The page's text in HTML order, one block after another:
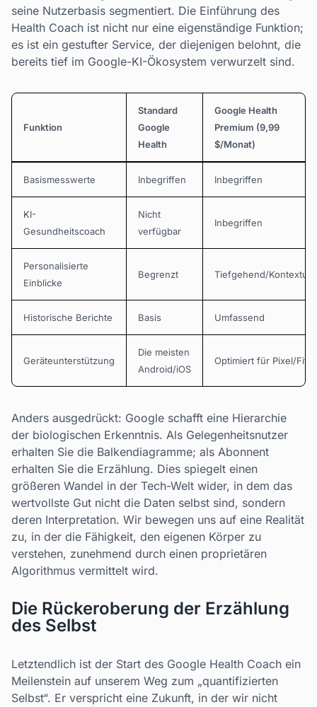
seine Nutzerbasis segmentiert. Die Einführung des
Health Coach ist nicht nur eine eigenständige Funktion;
es ist ein gestufter Service, der diejenigen belohnt, die
bereits tief im Google-KI-Ökosystem verwurzelt sind.
Funktion
Standard
Google
Health
Google Health
Premium (9,99
$/Monat)
Basismesswerte Inbegriffen Inbegriffen
KI-
Gesundheitscoach
Nicht
verfügbar
Inbegriffen
Personalisierte
Einblicke
Begrenzt Tiefgehend/Kontextuell
Historische Berichte Basis Umfassend
Geräteunterstützung
Die meisten
Android/iOS
Optimiert für Pixel/Fitbit
Anders ausgedrückt: Google schafft eine Hierarchie
der biologischen Erkenntnis. Als Gelegenheitsnutzer
erhalten Sie die Balkendiagramme; als Abonnent
erhalten Sie die Erzählung. Dies spiegelt einen
größeren Wandel in der Tech-Welt wider, in dem das
wertvollste Gut nicht die Daten selbst sind, sondern
deren Interpretation. Wir bewegen uns auf eine Realität
zu, in der die Fähigkeit, den eigenen Körper zu
verstehen, zunehmend durch einen proprietären
Algorithmus vermittelt wird.
Die Rückeroberung der Erzählung
des Selbst
Letztendlich ist der Start des Google Health Coach ein
Meilenstein auf unserem Weg zum „quantifizierten
Selbst“. Er verspricht eine Zukunft, in der wir nicht